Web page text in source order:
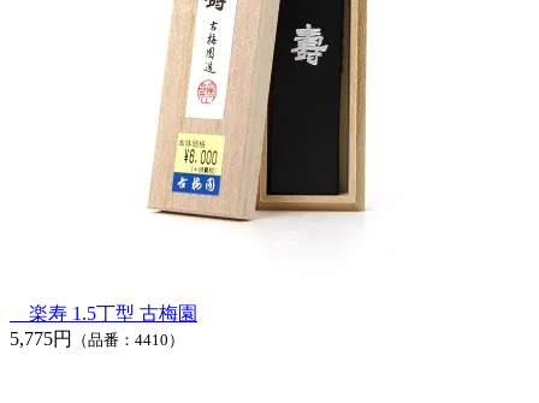
楽寿 1.5丁型 古梅園
5,775円
（品番：4410）